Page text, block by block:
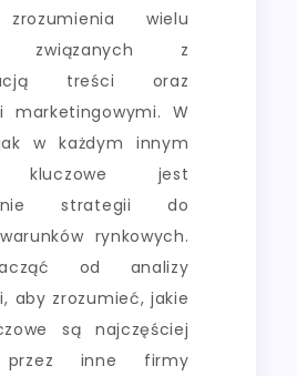
wielu
związanych z
treści oraz
marketingowymi. W
w każdym innym
kluczowe jest
strategii do
rynkowych.
od analizy
aby zrozumieć, jakie
są najczęściej
przez inne firmy